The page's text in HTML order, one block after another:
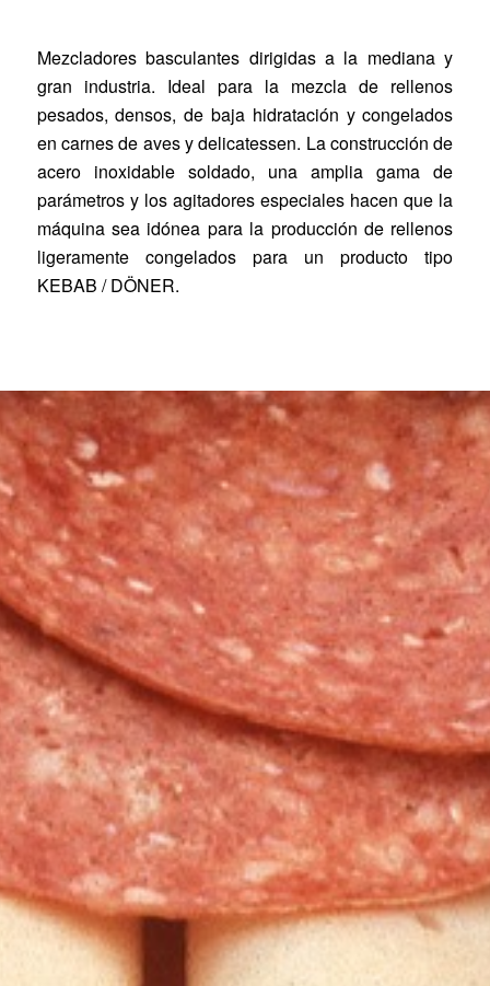
Mezcladores basculantes dirigidas a la mediana y
gran industria. Ideal para la mezcla de rellenos
pesados, densos, de baja hidratación y congelados
en carnes de aves y delicatessen. La construcción de
acero inoxidable soldado, una amplia gama de
parámetros y los agitadores especiales hacen que la
máquina sea idónea para la producción de rellenos
ligeramente congelados para un producto tipo
KEBAB / DÖNER.